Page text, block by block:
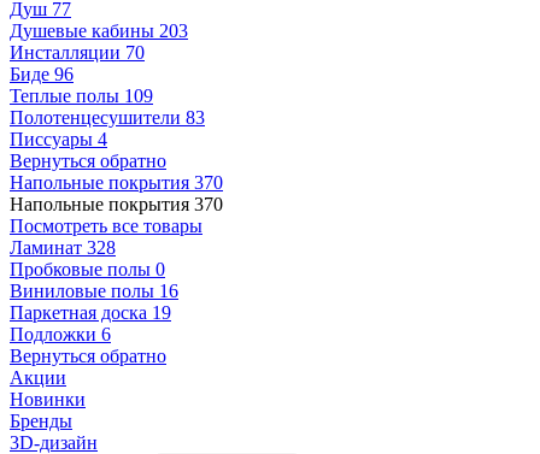
Душ 77
Душевые кабины 203
Инсталляции 70
Биде 96
Теплые полы 109
Полотенцесушители 83
Писсуары 4
Вернуться обратно
Напольные покрытия 370
Напольные покрытия 370
Посмотреть все товары
Ламинат 328
Пробковые полы 0
Виниловые полы 16
Паркетная доска 19
Подложки 6
Вернуться обратно
Акции
Новинки
Бренды
3D-дизайн